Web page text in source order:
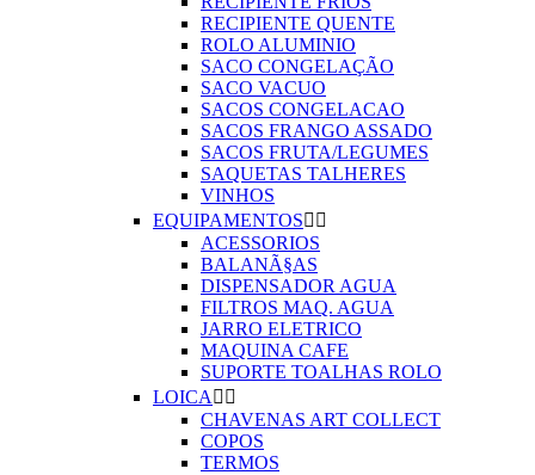
RECIPIENTE QUENTE
ROLO ALUMINIO
SACO CONGELAÇÃO
SACO VACUO
SACOS CONGELACAO
SACOS FRANGO ASSADO
SACOS FRUTA/LEGUMES
SAQUETAS TALHERES
VINHOS
EQUIPAMENTOS 
ACESSORIOS
BALANÃ§AS
DISPENSADOR AGUA
FILTROS MAQ. AGUA
JARRO ELETRICO
MAQUINA CAFE
SUPORTE TOALHAS ROLO
LOICA  
CHAVENAS ART COLLECT
COPOS
TERMOS